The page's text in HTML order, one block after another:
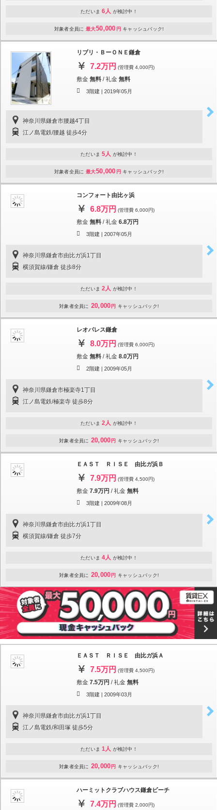
ただいま 6人 が検討中！
対象者全員に 最大50,000 円 キャッシュバック!
リブリ・ＢーＯＮＥ鎌倉
7.2万円 (管理費 4,000円)
敷金 無料 /礼金 無料
3階建 | 2019年05月
神奈川県鎌倉市腰越4丁目
江ノ島電鉄/腰越 徒歩4分
ただいま 5人 が検討中！
対象者全員に 最大50,000 円 キャッシュバック!
コンフォート由比ヶ浜
6.8万円 (管理費 6,000円)
敷金 無料 /礼金 6.8万円
3階建 | 2007年05月
神奈川県鎌倉市由比ガ浜1丁目
横須賀線/鎌倉 徒歩8分
ただいま 2人 が検討中！
対象者全員に 20,000 円 キャッシュバック!
レオパレス鎌倉
8.0万円 (管理費 6,000円)
敷金 無料 /礼金 8.0万円
2階建 | 2009年05月
神奈川県鎌倉市極楽寺1丁目
江ノ島電鉄/極楽寺 徒歩8分
ただいま 2人 が検討中！
対象者全員に 20,000 円 キャッシュバック!
ＥＡＳＴ ＲＩＳＥ 由比ガ浜Ｂ
7.9万円 (管理費 4,500円)
敷金 7.9万円 /礼金 無料
3階建 | 2009年08月
神奈川県鎌倉市由比ガ浜1丁目
横須賀線/鎌倉 徒歩7分
ただいま 4人 が検討中！
対象者全員に 20,000 円 キャッシュバック!
ＥＡＳＴ ＲＩＳＥ 由比ガ浜Ａ
7.5万円 (管理費 4,500円)
敷金 7.5万円 /礼金 無料
3階建 | 2009年03月
神奈川県鎌倉市由比ガ浜1丁目
江ノ島電鉄/和田塚 徒歩5分
ただいま 1人 が検討中！
対象者全員に 20,000 円 キャッシュバック!
ハーミットクラブハウス鎌倉ビーチ
7.4万円 (管理費 2,000円)